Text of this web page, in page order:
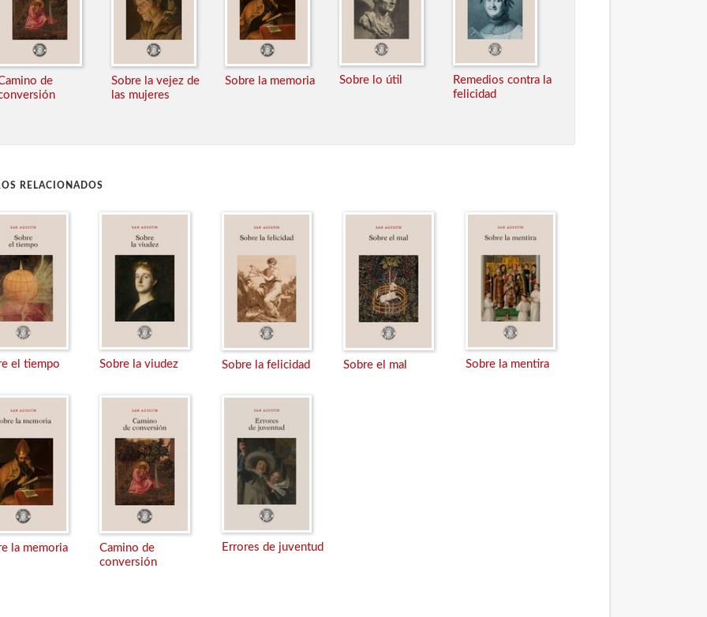
de
Sobre la vejez de
las mujeres
Sobre la memoria Sobre lo útil
Remedios contra la
felicidad
RELACIONADOS
el tiempo Sobre la viudez Sobre la felicidad Sobre el mal Sobre la mentira
la memoria
Camino de
conversión
Errores de juventud